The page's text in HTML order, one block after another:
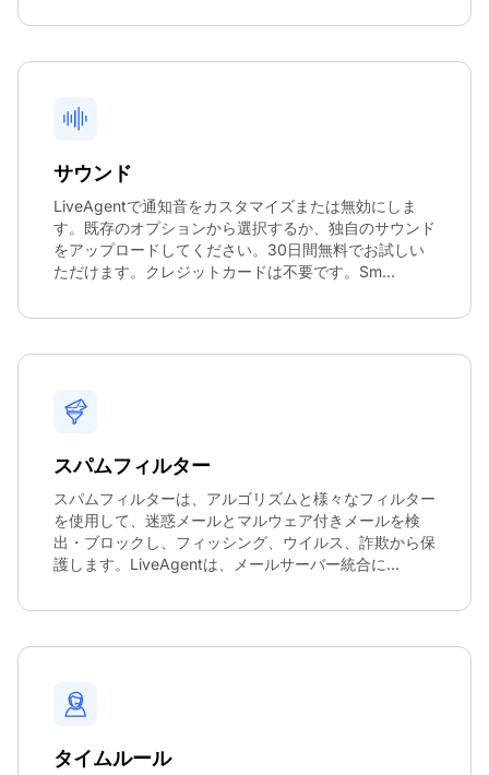
サウンド
LiveAgentで通知音をカスタマイズまたは無効にしま
す。既存のオプションから選択するか、独自のサウンド
をアップロードしてください。30日間無料でお試しい
ただけます。クレジットカードは不要です。Sm...
スパムフィルター
スパムフィルターは、アルゴリズムと様々なフィルター
を使用して、迷惑メールとマルウェア付きメールを検
出・ブロックし、フィッシング、ウイルス、詐欺から保
護します。LiveAgentは、メールサーバー統合に...
タイムルール